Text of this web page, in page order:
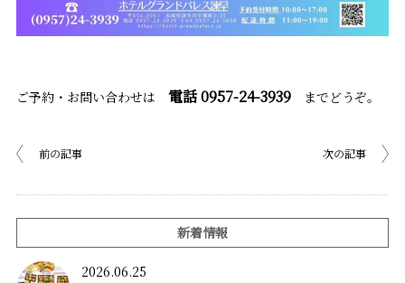
ご予約・お問い合わせは 電話 0957-24-3939までどうぞ。
前の記事 次の記事
新着情報
2026.06.25